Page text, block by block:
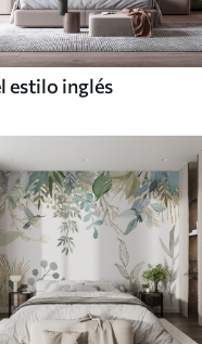
estilo inglés